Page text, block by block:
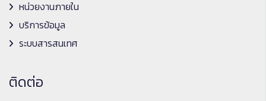
หน่วยงานภายใน
บริการข้อมูล
ระบบสารสนเทศ
ติดต่อ